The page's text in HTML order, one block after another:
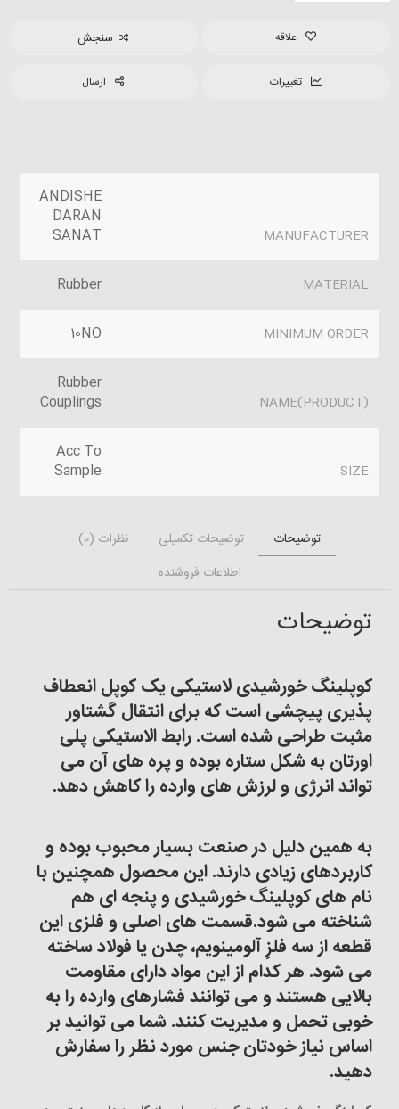
علاقه سنجش
تغییرات ارسال
MANUFACTURER
ANDISHE
DARAN
SANAT
MATERIAL
Rubber
MINIMUM ORDER
10NO
(PRODUCT)NAME
Rubber
Couplings
SIZE
Acc To
Sample
توضیحات توضیحات تکمیلی
نظرات (0)
اطلاعات فروشنده
توضیحات
کوپلینگ خورشیدی لاستیکی یک کوپل انعطاف
پذیری پیچشی است که برای انتقال گشتاور
مثبت طراحی شده است. رابط الاستیکی پلی
اورتان به شکل ستاره بوده و پره های آن می
تواند انرژی و لرزش های وارده را کاهش دهد.
به همین دلیل در صنعت بسیار محبوب بوده و
کاربردهای زیادی دارند. این محصول همچنین با
نام های کوپلینگ خورشیدی و پنجه ای هم
شناخته می شود.قسمت های اصلی و فلزی این
قطعه از سه فلزِ آلومینویم، چدن یا فولاد ساخته
می شود. هر کدام از این مواد دارای مقاومت
بالایی هستند و می توانند فشارهای وارده را به
خوبی تحمل و مدیریت کنند. شما می توانید بر
اساس نیاز خودتان جنس مورد نظر را سفارش
دهید.